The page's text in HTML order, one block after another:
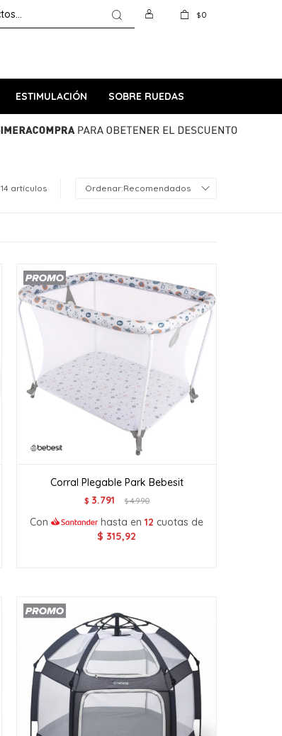
ESTIMULACIÓN SOBRE RUEDAS
$0
14 artículos Recomendados
Corral Plegable Park Bebesit
$ 3.791 $4.990
Con hasta en12 cuotas de
$ 315,92